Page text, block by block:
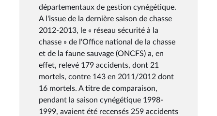
départementaux de gestion cynégétique.
A l'issue de la dernière saison de chasse
2012-2013, le « réseau sécurité à la
chasse » de l'Office national de la chasse
et de la faune sauvage (ONCFS) a, en
effet, relevé 179 accidents, dont 21
mortels, contre 143 en 2011/2012 dont
16 mortels. A titre de comparaison,
pendant la saison cynégétique 1998-
1999, avaient été recensés 259 accidents